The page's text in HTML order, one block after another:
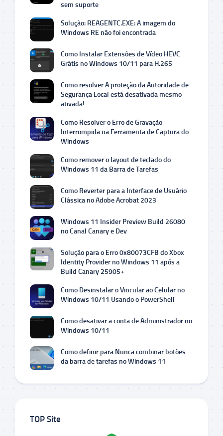
sem suporte
Solução: REAGENTC.EXE: A imagem do
Windows RE não foi encontrada
Como Instalar Extensões de Vídeo HEVC
Grátis no Windows 10/11 para H.265
Como resolver A proteção da Autoridade de
Segurança Local está desativada mesmo
ativada!
Como Resolver o Erro de Gravação
Interrompida na Ferramenta de Captura do
Windows
Como remover o layout de teclado do
Windows 11 da Barra de Tarefas
Como Reverter para a Interface de Usuário
Clássica no Adobe Acrobat 2023
Windows 11 Insider Preview Build 26080
no Canal Canary e Dev
Solução para o Erro 0x80073CFB do Xbox
Identity Provider no Windows 11 após a
Build Canary 25905+
Como Desinstalar o Vincular ao Celular no
Windows 10/11 Usando o PowerShell
Como desativar a conta de Administrador no
Windows 10/11
Como definir para Nunca combinar botões
da barra de tarefas no Windows 11
TOP Site